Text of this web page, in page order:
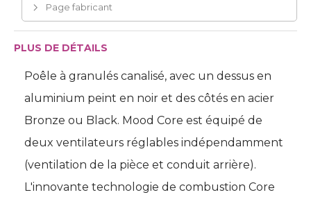
Page fabricant
PLUS DE DÉTAILS
Poêle à granulés canalisé, avec un dessus en
aluminium peint en noir et des côtés en acier
Bronze ou Black. Mood Core est équipé de
deux ventilateurs réglables indépendamment
(ventilation de la pièce et conduit arrière).
L'innovante technologie de combustion Core